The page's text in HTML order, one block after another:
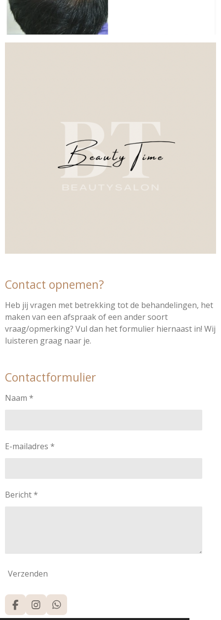
Contact opnemen?
Heb jij vragen met betrekking tot de behandelingen, het
maken van een afspraak of een ander soort
vraag/opmerking? Vul dan het formulier hiernaast in! Wij
luisteren graag naar je.
Contactformulier
Naam *
E-mailadres *
Bericht *
Verzenden
F
a
I
n
W
h